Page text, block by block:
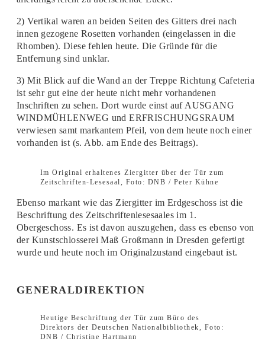
2) Vertikal waren an beiden Seiten des Gitters drei nach
innen gezogene Rosetten vorhanden (eingelassen in die
Rhomben). Diese fehlen heute. Die Gründe für die
Entfernung sind unklar.
3) Mit Blick auf die Wand an der Treppe Richtung Cafeteria
ist sehr gut eine der heute nicht mehr vorhandenen
Inschriften zu sehen. Dort wurde einst auf AUSGANG
WINDMÜHLENWEG und ERFRISCHUNGSRAUM
verwiesen samt markantem Pfeil, von dem heute noch einer
vorhanden ist (s. Abb. am Ende des Beitrags).
Im Original erhaltenes Ziergitter über der Tür zum
Zeitschriften-Lesesaal, Foto: DNB / Peter Kühne
Ebenso markant wie das Ziergitter im Erdgeschoss ist die
Beschriftung des Zeitschriftenlesesaales im 1.
Obergeschoss. Es ist davon auszugehen, dass es ebenso von
der Kunstschlosserei Maß Großmann in Dresden gefertigt
wurde und heute noch im Originalzustand eingebaut ist.
GENERALDIREKTION
Heutige Beschriftung der Tür zum Büro des
Direktors der Deutschen Nationalbibliothek, Foto:
DNB / Christine Hartmann